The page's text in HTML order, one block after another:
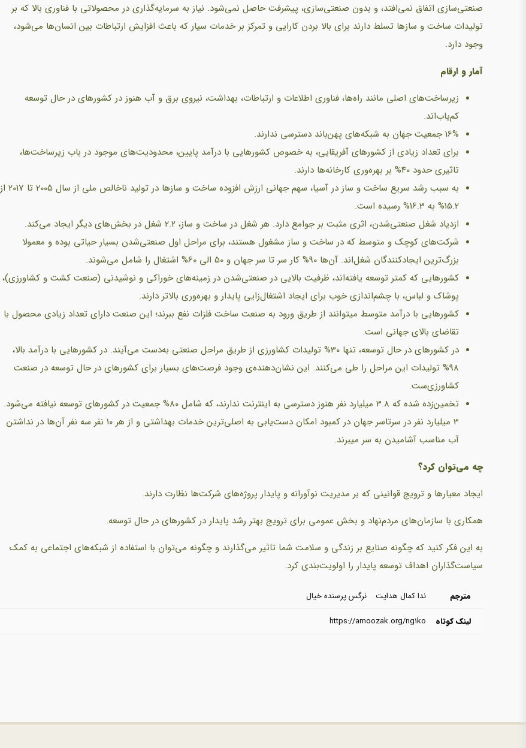
صنعتی‌سازی اتفاق نمی‌افتد، و بدون صنعتی‌سازی، پیشرفت حاصل نمی‌شود. نیاز به سرمایه‌گذاری در محصولاتی با فناوری بالا که بر
تولیدات ساخت و سازها تسلط دارند برای بالا بردن کارایی و تمرکز بر خدمات سیار که باعث افزایش ارتباطات بین انسان‌ها می‌شود،
وجود دارد.
آمار و ارقام
زیرساخت‌های اصلی مانند راه‌ها، فناوری اطلاعات و ارتباطات، بهداشت، نیروی برق و آب هنوز در کشورهای در حال توسعه
کم‌یاب‌اند.
16% جمعیت جهان به شبکه‌های پهن‌باند دسترسی ندارند.
برای تعداد زیادی از کشورهای آفریقایی، به خصوص کشورهایی با درآمد پایین، محدودیت‌های موجود در باب زیرساخت‌ها،
تاثیری حدود 40% بر بهره‌وری کارخانه‌ها دارند.
به سبب رشد سریع ساخت و ساز در آسیا، سهم جهانی ارزش افزوده ساخت‌ و سازها در تولید ناخالص ملی از سال 2005 تا 2017 از
15.2% به 16.3% رسیده است.
ازدیاد شغل صنعتی‌شدن، اثری مثبت بر جوامع دارد. هر شغل در ساخت و ساز، 2.2 شغل در بخش‌های دیگر ایجاد می‌کند.
شرکت‌های کوچک و متوسط که در ساخت و ساز مشغول هستند، برای مراحل اول صنعتی‌شدن بسیار حیاتی بوده و معمولا
بزرگ‌ترین ایجادکنندگان شغل‌اند. آن‌ها 90% کار سر تا سر جهان و 50 الی 60% اشتغال را شامل می‌شوند.
کشورهایی که کمتر توسعه یافته‌اند، ظرفیت بالایی در صنعتی‌شدن در زمینه‌های خوراکی و نوشیدنی (صنعت کشت و کشاورزی)،
پوشاک و لباس، با چشم‌اندازی خوب برای ایجاد اشتغال‌زایی پایدار و بهره‌وری بالاتر دارند.
کشورهایی با درآمد متوسط می‎توانند از طریق ورود به صنعت ساخت فلزات نفع ببرند؛ این صنعت دارای تعداد زیادی محصول با
تقاضای بالای جهانی است.
در کشورهای در حال توسعه، تنها 30% تولیدات کشاورزی از طریق مراحل صنعتی به‌دست می‌آیند. در کشورهایی با درآمد بالا،
98% تولیدات این مراحل را طی می‌کنند. این نشان‌دهنده‌ی وجود فرصت‌های بسیار برای کشورهای در حال توسعه در صنعت
کشاورزی‌ست.
تخمین‌زده شده که 3.8 میلیارد نفر هنوز دسترسی به اینترنت ندارند، که شامل 80% جمعیت در کشورهای توسعه نیافته می‌شود.
3 میلیارد نفر در سرتاسر جهان در کمبود امکان دست‌یابی به اصلی‌ترین خدمات بهداشتی و از هر 10 نفر سه نفر آن‌ها در نداشتن
آب مناسب آشامیدن به سر می‎برند.
چه می‌توان کرد؟
ایجاد معیارها و ترویج قوانینی که بر مدیریت نوآورانه و پایدار پروژه‌های شرکت‌ها نظارت دارند.
همکاری با سازمان‌های مردم‌نهاد و بخش عمومی برای ترویج بهتر رشد پایدار در کشورهای در حال توسعه.
به این فکر کنید که چگونه صنایع بر زندگی و سلامت شما تاثیر می‌گذارند و چگونه می‌توان با استفاده از شبکه‌های اجتماعی به کمک
سیاست‌گذاران اهداف توسعه پایدار را اولویت‌بندی کرد.
مترجم ندا کمال هدایت
نرگس پرسنده خیال
لینک کوتاه
https://amoozak.org/ng1ko